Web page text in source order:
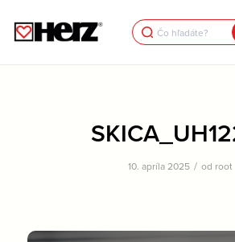
Search
for:
10. apríla 2025 / od root